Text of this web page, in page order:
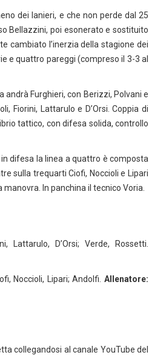
dei lanieri, e che non perde dal 25
Bellazzini, poi esonerato e sostituito
cambiato l’inerzia della stagione dei
e quattro pareggi (compreso il 3-3 al
andrà Furghieri, con Berizzi, Polvani e
Fiorini, Lattarulo e D’Orsi. Coppia di
tattico, con difesa solida, controllo
in difesa la linea a quattro è composta
sulla trequarti Ciofi, Noccioli e Lipari
In panchina il tecnico Voria.
Lattarulo, D’Orsi; Verde, Rossetti.
Noccioli, Lipari; Andolfi.Allenatore:
collegandosi al canale YouTube del